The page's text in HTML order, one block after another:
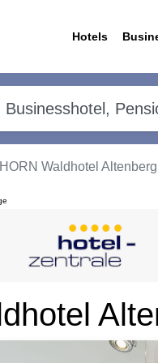
Hotels
Waldhotel Altenberg